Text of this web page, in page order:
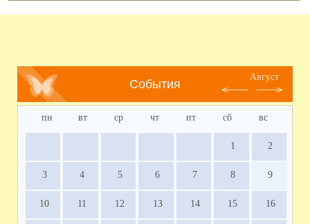
События
Август
пн вт ср чт пт сб вс
1 2
3 4 5 6 7 8 9
10 11 12 13 14 15 16